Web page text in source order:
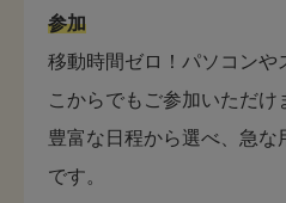
参加
移動時間ゼロ！パソコンや
こからでもご参加いただけ
豊富な日程から選べ、急
です。